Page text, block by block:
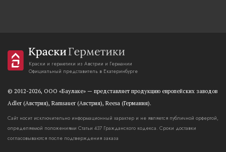
Краски и герметики из Австрии и Германии
Официальный представитель в Екатеринбурге
© 2012-2026, OOO «Баулаке» — представляет продукцию европейских заводов
Adler (Австрия), Ramsauer (Австрия), Reesa (Германия).
Сайт носит исключительно информационный характер и не является публичной орфертой,
определяемой положениями Статьи 437 Гражданского кодекса. Сроки доставки
согласовываются после подтверждения заказа